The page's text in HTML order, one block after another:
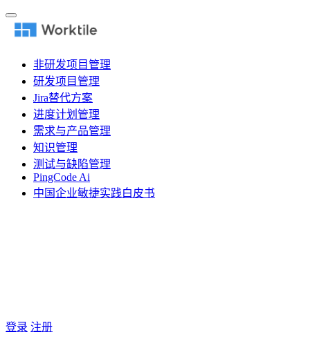
非研发项目管理
研发项目管理
Jira替代方案
进度计划管理
需求与产品管理
知识管理
测试与缺陷管理
PingCode Ai
中国企业敏捷实践白皮书
登录 注册